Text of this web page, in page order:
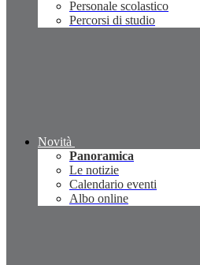
Personale scolastico
Percorsi di studio
Novità
Panoramica
Le notizie
Calendario eventi
Albo online